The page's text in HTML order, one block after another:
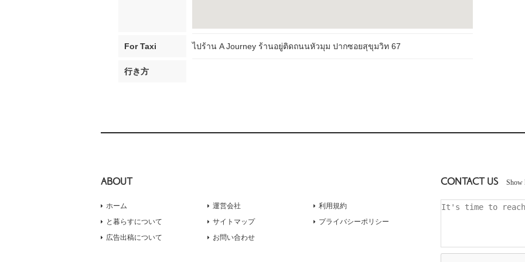
For Taxi ไปร้าน A Journey ร้านอยู่ติดถนนหัวมุม ปากซอยสุขุมวิท 67
行き方
ABOUT
ホーム
と暮らすについて
広告出稿について
運営会社
サイトマップ
お問い合わせ
利用規約
プライバシーポリシー
CONTACT US Show